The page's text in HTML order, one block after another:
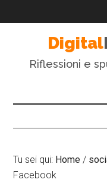
Digital
Riflessioni e
Tu sei qui: Home /
Facebook